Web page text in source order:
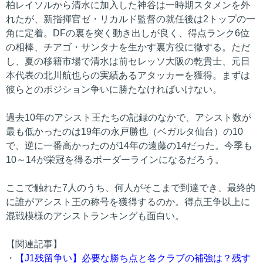
柏レイソルから清水に加入した神谷は一時期スタメンを外
れたが、新指揮官ゼ・リカルド監督の就任後は2トップの一
角に定着。DFの裏を突く動き出しが良く、得点ランク6位
の相棒、チアゴ・サンタナを生かす裏方役に徹する。ただ
し、夏の移籍市場で清水は前セレッソ大阪の乾貴士、元日
本代表の北川航也らの実績あるアタッカーを獲得。まずは
彼らとのポジション争いに勝たなければいけない。
過去10年のアシスト王たちの記録のなかで、アシスト数が
最も低かったのは19年の永戸勝也（ベガルタ仙台）の10
で、逆に一番高かったのが14年の遠藤の14だった。今季も
10～14が栄冠を得るボーダーラインになるだろう。
ここで触れた7人のうち、何人がそこまで到達でき、最終的
に誰がアシスト王の称号を獲得するのか。得点王争以上に
混戦模様のアシストランキングも面白い。
【関連記事】
・
【J1残留争い】必要な勝ち点と各クラブの補強は？残す